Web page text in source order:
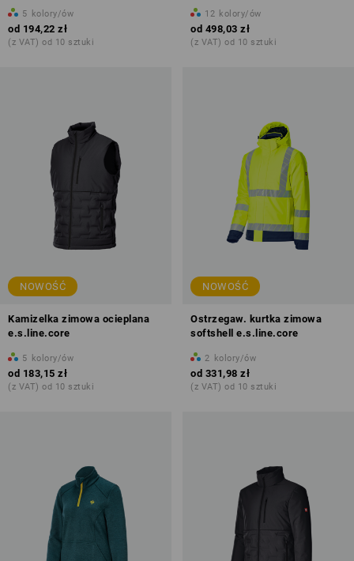
5 kolory/ów
od 194,22 zł
(z VAT) od 10 sztuki
12 kolory/ów
od 498,03 zł
(z VAT) od 10 sztuki
NOWOŚĆ
Kamizelka zimowa ocieplana
e.s.line.core
5 kolory/ów
od 183,15 zł
(z VAT) od 10 sztuki
NOWOŚĆ
Ostrzegaw. kurtka zimowa
softshell e.s.line.core
2 kolory/ów
od 331,98 zł
(z VAT) od 10 sztuki